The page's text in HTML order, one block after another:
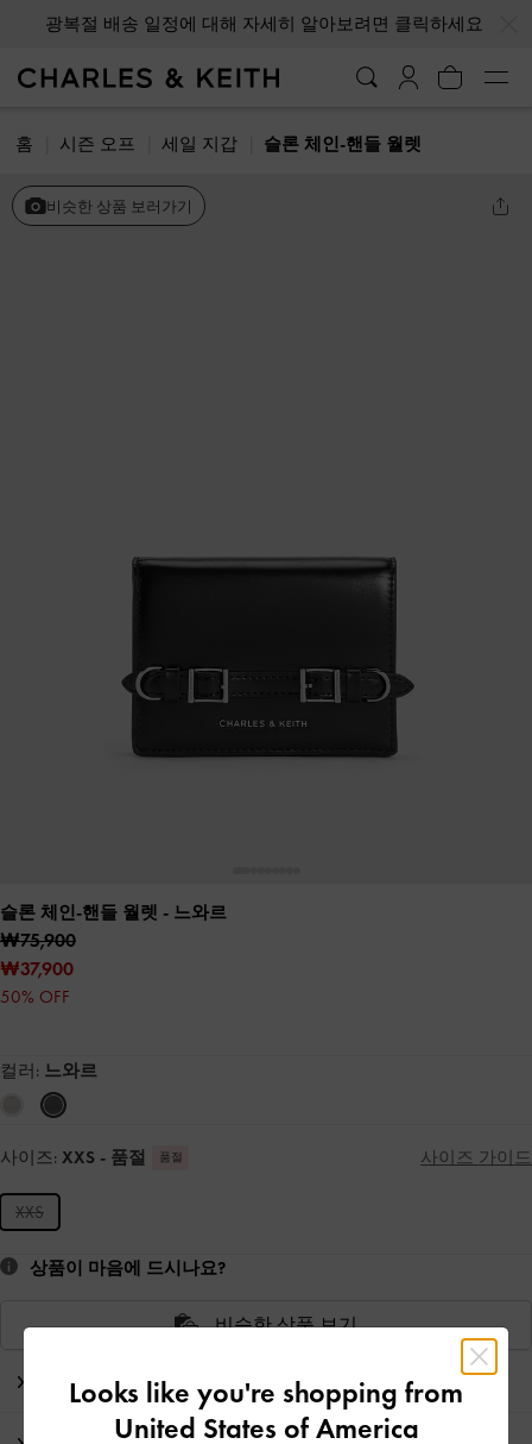
광복절 배송 일정에 대해 자세히 알아보려면 클릭하세요
홈 시즌 오프 세일 지갑 슬론 체인-핸들 월렛
비슷한 상품 보러가기
슬론 체인-핸들 월렛 - 느와르
₩75,900
₩37,900
50% OFF
컬러: 느와르
사이즈: XXS - 품절 품절 사이즈 가이드
XXS
상품이 마음에 드시나요?
비슷한 상품 보기
에디터의 노트
Looks like you're shopping from
United States of America